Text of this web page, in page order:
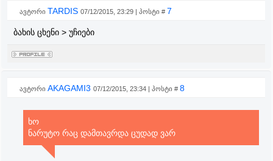
ავტორი TARDIS 07/12/2015, 23:29 | პოსტი # 7
ბახის ცხენი > უჩიები
ავტორი AKAGAMI3 07/12/2015, 23:34 | პოსტი # 8
ხო
ნარუტო რაც დამთავრდა ცუდად ვარ